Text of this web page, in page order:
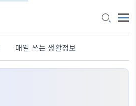
매일 쓰는 생활정보